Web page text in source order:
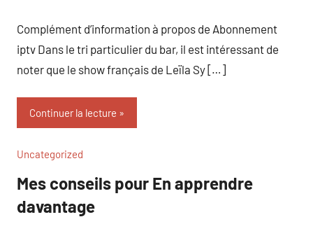
Complément d’information à propos de Abonnement
iptv Dans le tri particulier du bar, il est intéressant de
noter que le show français de Leïla Sy […]
Continuer la lecture
Uncategorized
Mes conseils pour En apprendre
davantage